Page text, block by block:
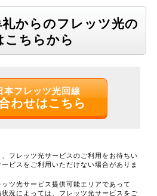
からのフレッツ光の
こちらから
本フレッツ光回線
わせはこちら
フレッツ光サービスのご利用をお待ちい
ビスをご利用いただけない場合がありま
ツ光サービス提供可能エリアであって
況によっては、フレッツ光サービスをご